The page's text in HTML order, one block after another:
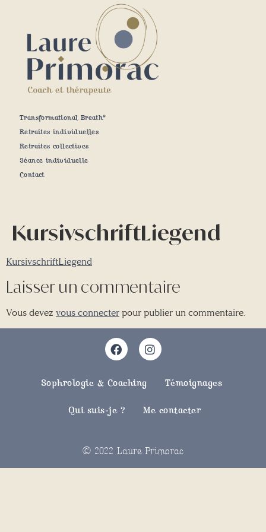
Transformational Breath®
Retraites individuelles
Retraites collectives
Séance individuelle
Contact
KursivschriftLiegend
KursivschriftLiegend
Laisser un commentaire
Vous devez vous connecter pour publier un commentaire.
Sophrologie & Coaching Témoignages
Qui suis-je ? Me contacter
© 2022 Laure Primorac